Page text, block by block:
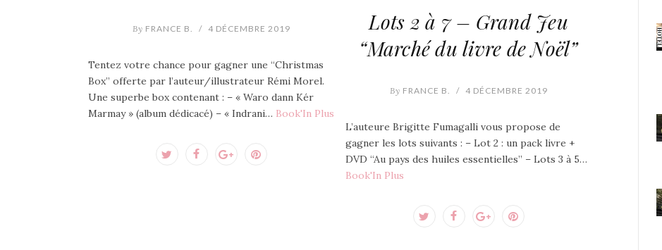
By FRANCE B. / 4 DÉCEMBRE 2019
Tentez votre chance pour gagner une “Christmas
Box” offerte par l’auteur/illustrateur Rémi Morel.
Une superbe box contenant : – « Waro dann Kér
Marmay » (album dédicacé) – « Indrani… Book'In Plus
Lots 2 à 7 – Grand Jeu
“Marché du livre de Noël”
By FRANCE B. / 4 DÉCEMBRE 2019
L’auteure Brigitte Fumagalli vous propose de
gagner les lots suivants : – Lot 2 : un pack livre +
DVD “Au pays des huiles essentielles” – Lots 3 à 5…
Book'In Plus